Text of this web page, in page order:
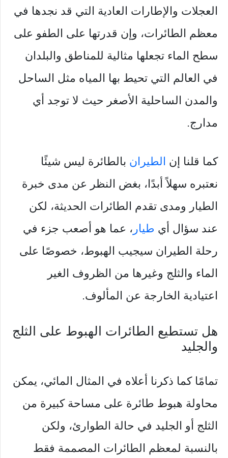
العجلات والإطارات العادية التي قد نجدها في
معظم الطائرات، وإن قدرتها على الطفو على
سطح الماء تجعلها مثالية للمناطق والبلدان
في العالم التي تحيط بها المياه مثل الساحل
والمدن الساحلية الأصغر حيث لا توجد أي
مدارج.
كما قلنا إن الطيران بالطائرة ليس شيئًا
نعتبره سهلاً أبدًا، بغض النظر عن مدى خبرة
الطيار ومدى تقدم الطائرات الحديثة، لكن
عند سؤال أي طيار ، عما هو أصعب جزء في
رحلة الطيران سيجيب الهبوط، خصوصًا على
الماء والثلج وغيرها من الظروف الغير
اعتيادية الخارجة عن المألوف.
هل تستطيع الطائرات الهبوط على الثلج
والجليد
تمامًا كما ذكرنا أعلاه في المثال المائي، يمكن
محاولة هبوط طائرة على مساحة كبيرة من
الثلج أو الجليد في حالة الطوارئ، ولكن
بالنسبة لمعظم الطائرات المصممة فقط